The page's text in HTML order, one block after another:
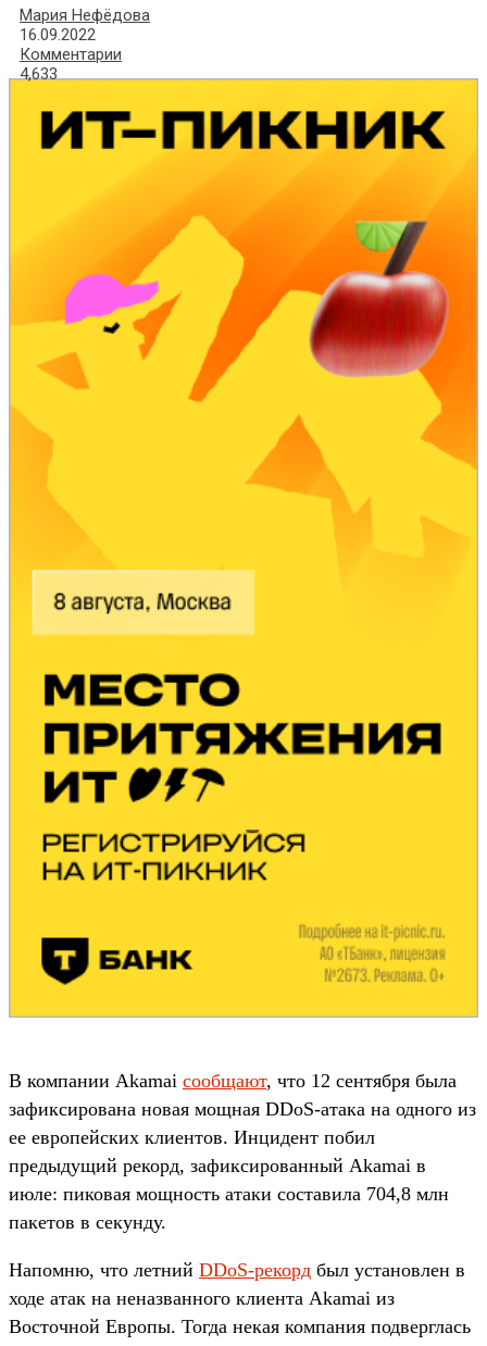
Мария Нефёдова
16.09.2022
Комментарии
4,633
В компании Akamai сообщают, что 12 сентября была
зафиксирована новая мощная DDoS-атака на одного из
ее европейских клиентов. Инцидент побил
предыдущий рекорд, зафиксированный Akamai в
июле: пиковая мощность атаки составила 704,8 млн
пакетов в секунду.
Напомню, что летний DDoS-рекорд был установлен в
ходе атак на неназванного клиента Akamai из
Восточной Европы. Тогда некая компания подверглась